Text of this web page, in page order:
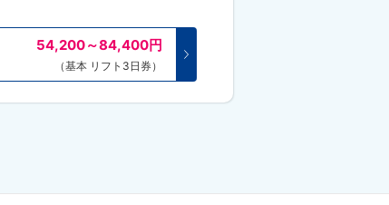
54,200～84,400円
（基本 リフト3日券）